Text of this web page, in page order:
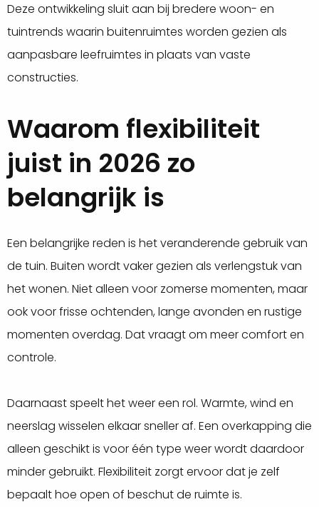
Deze ontwikkeling sluit aan bij bredere woon- en
tuintrends waarin buitenruimtes worden gezien als
aanpasbare leefruimtes in plaats van vaste
constructies.
Waarom flexibiliteit
juist in 2026 zo
belangrijk is
Een belangrijke reden is het veranderende gebruik van
de tuin. Buiten wordt vaker gezien als verlengstuk van
het wonen. Niet alleen voor zomerse momenten, maar
ook voor frisse ochtenden, lange avonden en rustige
momenten overdag. Dat vraagt om meer comfort en
controle.
Daarnaast speelt het weer een rol. Warmte, wind en
neerslag wisselen elkaar sneller af. Een overkapping die
alleen geschikt is voor één type weer wordt daardoor
minder gebruikt. Flexibiliteit zorgt ervoor dat je zelf
bepaalt hoe open of beschut de ruimte is.